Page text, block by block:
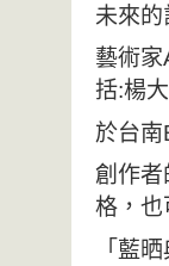
未來的
藝術
括:楊
於台
創作者
格，也
「藍